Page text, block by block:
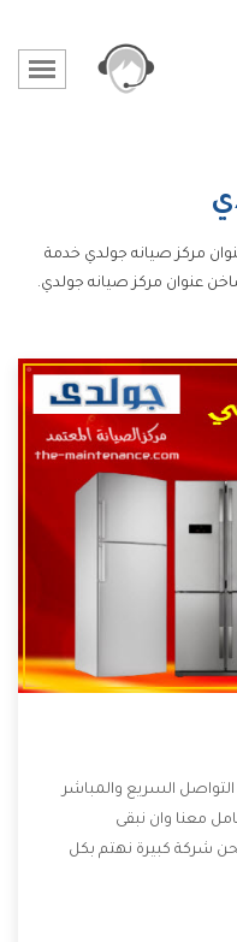
مركز صيانه جولدي خدمة
عنوان مركز صيانه جولدي.
السريع والمباشر
معنا وان نبقى
شركة كبيرة نهتم بكل
التى تكون من أهم